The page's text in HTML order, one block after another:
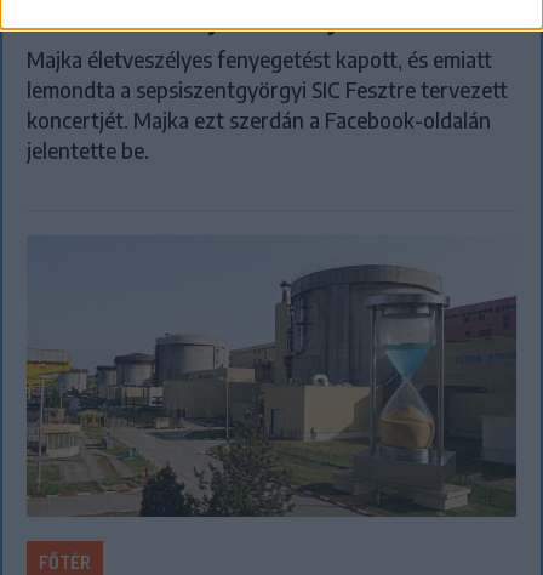
Majka életveszélyes fenyegetést kapott, és emiatt
lemondta a sepsiszentgyörgyi SIC Fesztre tervezett
koncertjét. Majka ezt szerdán a Facebook-oldalán
jelentette be.
FŐTÉR